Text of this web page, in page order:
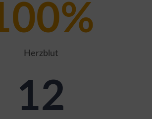
%
Herzblut
12